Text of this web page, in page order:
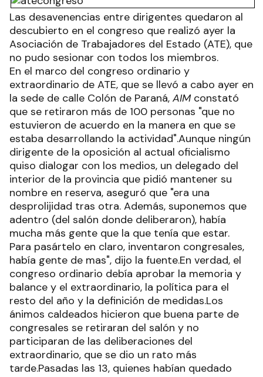
Las desavenencias entre dirigentes quedaron al
descubierto en el congreso que realizó ayer la
Asociación de Trabajadores del Estado (ATE), que
no pudo sesionar con todos los miembros.
En el marco del congreso ordinario y
extraordinario de ATE, que se llevó a cabo ayer en
la sede de calle Colón de Paraná, AIM constató
que se retiraron más de 100 personas "que no
estuvieron de acuerdo en la manera en que se
estaba desarrollando la actividad".Aunque ningún
dirigente de la oposición al actual oficialismo
quiso dialogar con los medios, un delegado del
interior de la provincia que pidió mantener su
nombre en reserva, aseguró que "era una
desprolijidad tras otra. Además, suponemos que
adentro (del salón donde deliberaron), había
mucha más gente que la que tenía que estar.
Para pasártelo en claro, inventaron congresales,
había gente de mas", dijo la fuente.En verdad, el
congreso ordinario debía aprobar la memoria y
balance y el extraordinario, la política para el
resto del año y la definición de medidas.Los
ánimos caldeados hicieron que buena parte de
congresales se retiraran del salón y no
participaran de las deliberaciones del
extraordinario, que se dio un rato más
tarde.Pasadas las 13, quienes habían quedado